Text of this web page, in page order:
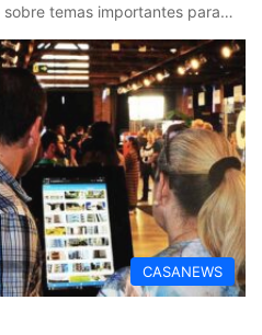
temas importantes para…
CASANEWS